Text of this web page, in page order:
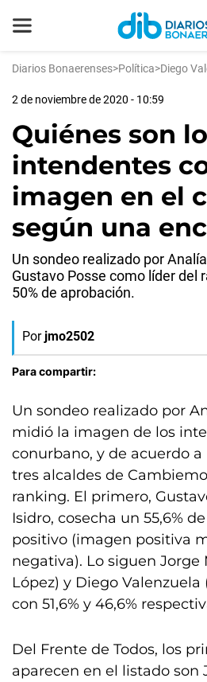
Diarios Bonaerenses>Política>Diego
2 de noviembre de 2020 - 10:59
Quiénes son
intendentes
imagen en el
según una
Un sondeo realizado por
Gustavo Posse como líder del
50% de aprobación.
Por jmo2502
Para compartir:
Un sondeo realizado por
midió la imagen de los
conurbano, y de acuerdo a
tres alcaldes de
ranking. El primero,
Isidro, cosecha un 55,6%
positivo (imagen positiva
negativa). Lo siguen Jorge
López) y Diego Valenzuela
con 51,6% y 46,6%
Del Frente de Todos, los
aparecen en el listado son